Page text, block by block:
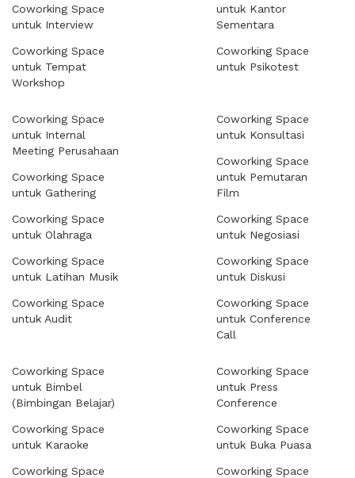
Coworking Space
untuk Interview
Coworking Space
untuk Tempat
Workshop
untuk Kantor
Sementara
Coworking Space
untuk Psikotest
Coworking Space
untuk Internal
Meeting Perusahaan
Coworking Space
untuk Gathering
Coworking Space
untuk Olahraga
Coworking Space
untuk Latihan Musik
Coworking Space
untuk Audit
Coworking Space
untuk Konsultasi
Coworking Space
untuk Pemutaran
Film
Coworking Space
untuk Negosiasi
Coworking Space
untuk Diskusi
Coworking Space
untuk Conference
Call
Coworking Space
untuk Bimbel
(Bimbingan Belajar)
Coworking Space
untuk Karaoke
Coworking Space
Coworking Space
untuk Press
Conference
Coworking Space
untuk Buka Puasa
Coworking Space